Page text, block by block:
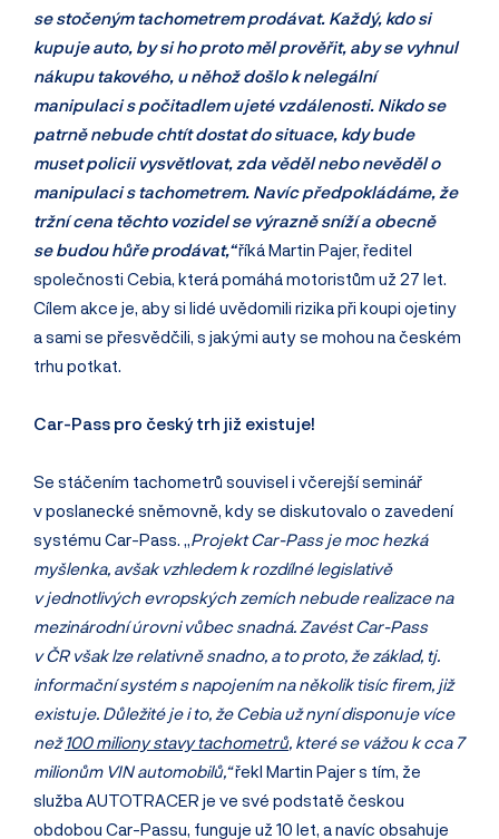
se stočeným tachometrem prodávat. Každý, kdo si
kupuje auto, by si ho proto měl prověřit, aby se vyhnul
nákupu takového, u něhož došlo k nelegální
manipulaci s počitadlem ujeté vzdálenosti. Nikdo se
patrně nebude chtít dostat do situace, kdy bude
muset policii vysvětlovat, zda věděl nebo nevěděl o
manipulaci s tachometrem. Navíc předpokládáme, že
tržní cena těchto vozidel se výrazně sníží a obecně
se budou hůře prodávat,“říká Martin Pajer, ředitel
společnosti Cebia, která pomáhá motoristům už 27 let.
Cílem akce je, aby si lidé uvědomili rizika při koupi ojetiny
a sami se přesvědčili, s jakými auty se mohou na českém
trhu potkat.
Car-Pass pro český trh již existuje!
Se stáčením tachometrů souvisel i včerejší seminář
v poslanecké sněmovně, kdy se diskutovalo o zavedení
systému Car-Pass. „Projekt Car-Pass je moc hezká
myšlenka, avšak vzhledem k rozdílné legislativě
v jednotlivých evropských zemích nebude realizace na
mezinárodní úrovni vůbec snadná. Zavést Car-Pass
v ČR však lze relativně snadno, a to proto, že základ, tj.
informační systém s napojením na několik tisíc firem, již
existuje. Důležité je i to, že Cebia už nyní disponuje více
než100 miliony stavy tachometrů, které se vážou k cca 7
milionům VIN automobilů,“řekl Martin Pajer s tím, že
služba AUTOTRACER je ve své podstatě českou
obdobou Car-Passu, funguje už 10 let, a navíc obsahuje